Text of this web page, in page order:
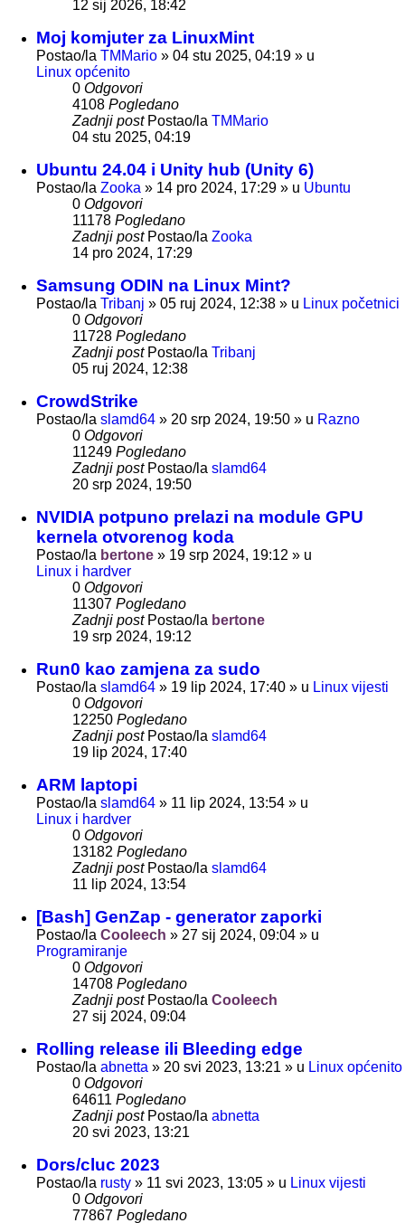
12 sij 2026, 18:42
Moj komjuter za LinuxMint
Postao/la TMMario » 04 stu 2025, 04:19 » u
Linux općenito
0 Odgovori
4108 Pogledano
Zadnji post Postao/la TMMario
04 stu 2025, 04:19
Ubuntu 24.04 i Unity hub (Unity 6)
Postao/la Zooka » 14 pro 2024, 17:29 » u Ubuntu
0 Odgovori
11178 Pogledano
Zadnji post Postao/la Zooka
14 pro 2024, 17:29
Samsung ODIN na Linux Mint?
Postao/la Tribanj » 05 ruj 2024, 12:38 » u Linux početnici
0 Odgovori
11728 Pogledano
Zadnji post Postao/la Tribanj
05 ruj 2024, 12:38
CrowdStrike
Postao/la slamd64 » 20 srp 2024, 19:50 » u Razno
0 Odgovori
11249 Pogledano
Zadnji post Postao/la slamd64
20 srp 2024, 19:50
NVIDIA potpuno prelazi na module GPU
kernela otvorenog koda
Postao/la bertone » 19 srp 2024, 19:12 » u
Linux i hardver
0 Odgovori
11307 Pogledano
Zadnji post Postao/la bertone
19 srp 2024, 19:12
Run0 kao zamjena za sudo
Postao/la slamd64 » 19 lip 2024, 17:40 » u Linux vijesti
0 Odgovori
12250 Pogledano
Zadnji post Postao/la slamd64
19 lip 2024, 17:40
ARM laptopi
Postao/la slamd64 » 11 lip 2024, 13:54 » u
Linux i hardver
0 Odgovori
13182 Pogledano
Zadnji post Postao/la slamd64
11 lip 2024, 13:54
[Bash] GenZap - generator zaporki
Postao/la Cooleech » 27 sij 2024, 09:04 » u
Programiranje
0 Odgovori
14708 Pogledano
Zadnji post Postao/la Cooleech
27 sij 2024, 09:04
Rolling release ili Bleeding edge
Postao/la abnetta » 20 svi 2023, 13:21 » u Linux općenito
0 Odgovori
64611 Pogledano
Zadnji post Postao/la abnetta
20 svi 2023, 13:21
Dors/cluc 2023
Postao/la rusty » 11 svi 2023, 13:05 » u Linux vijesti
0 Odgovori
77867 Pogledano